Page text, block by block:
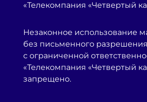
«Телекомпания «Четвертый
Незаконное использование
без письменного
с ограниченной
«Телекомпания «Четвертый
запрещено.